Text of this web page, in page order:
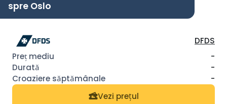
spre Oslo
DFDS
-
-
-
Vezi prețul